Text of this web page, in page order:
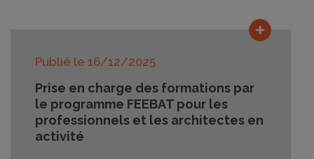
Publié le 16/12/2025
Prise en charge des formations par
le programme FEEBAT pour les
professionnels et les architectes en
activité
Lire la